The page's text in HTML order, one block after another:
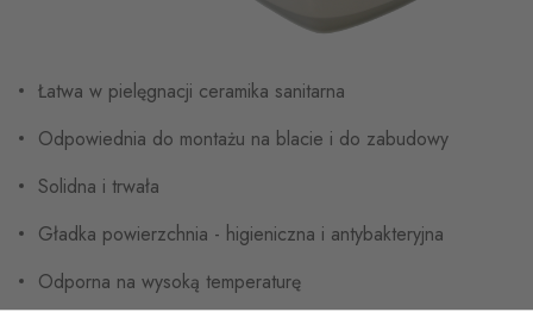
Łatwa w pielęgnacji ceramika sanitarna
Odpowiednia do montażu na blacie i do zabudowy
Solidna i trwała
Gładka powierzchnia - higieniczna i antybakteryjna
Odporna na wysoką temperaturę